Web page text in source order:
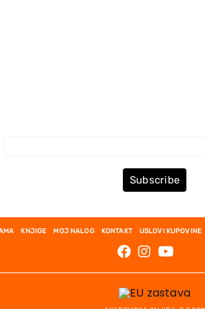
Subscribe
KNJIGE MOJ NALOG KONTAKT USLOVI KUPOVINE